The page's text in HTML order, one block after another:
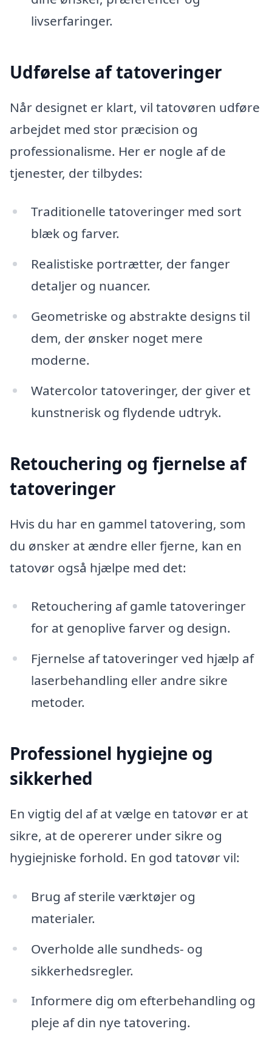
livserfaringer.
Udførelse af tatoveringer
Når designet er klart, vil tatovøren udføre
arbejdet med stor præcision og
professionalisme. Her er nogle af de
tjenester, der tilbydes:
Traditionelle tatoveringer med sort
blæk og farver.
Realistiske portrætter, der fanger
detaljer og nuancer.
Geometriske og abstrakte designs til
dem, der ønsker noget mere
moderne.
Watercolor tatoveringer, der giver et
kunstnerisk og flydende udtryk.
Retouchering og fjernelse af
tatoveringer
Hvis du har en gammel tatovering, som
du ønsker at ændre eller fjerne, kan en
tatovør også hjælpe med det:
Retouchering af gamle tatoveringer
for at genoplive farver og design.
Fjernelse af tatoveringer ved hjælp af
laserbehandling eller andre sikre
metoder.
Professionel hygiejne og
sikkerhed
En vigtig del af at vælge en tatovør er at
sikre, at de opererer under sikre og
hygiejniske forhold. En god tatovør vil:
Brug af sterile værktøjer og
materialer.
Overholde alle sundheds- og
sikkerhedsregler.
Informere dig om efterbehandling og
pleje af din nye tatovering.